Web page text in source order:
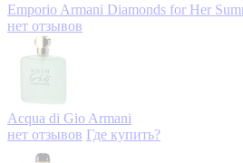
Emporio Armani Diamonds for Her
нет отзывов
Acqua di Gio Armani
нет отзывов Где купить?